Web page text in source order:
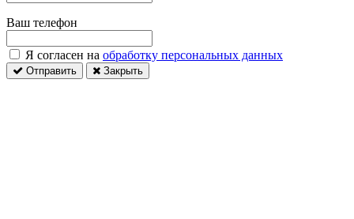
Ваш телефон
Я согласен на обработку персональных данных
Отправить Закрыть